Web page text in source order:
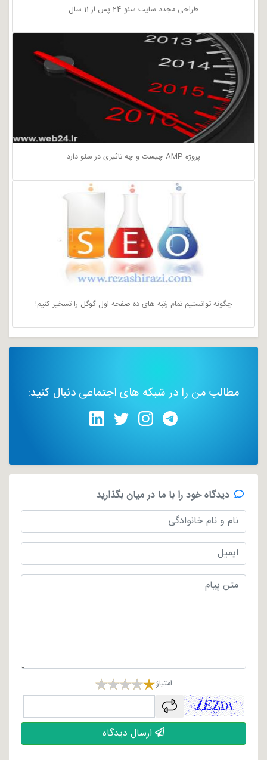
طراحی مجدد سایت سئو 24 پس از 11 سال
پروژه AMP چیست و چه تاثیری در سئو دارد
چگونه توانستیم تمام رتبه های ده صفحه اول گوگل را تسخیر کنیم!
مطالب من را در شبکه های اجتماعی دنبال کنید:
دیدگاه خود را با ما در میان بگذارید
امتیاز:
captcha
ارسال دیدگاه